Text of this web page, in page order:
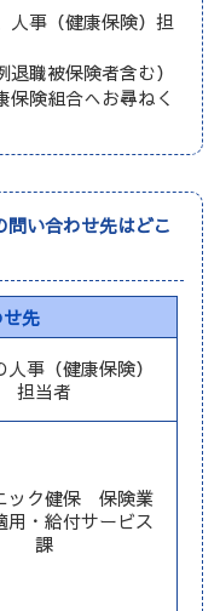
人事（健康保険）担
職被保険者含む）
保険組合へお尋ねく
い合わせ先はどこ
先
事（健康保険）
担当者
ック健保 保険業
・給付サービス
課